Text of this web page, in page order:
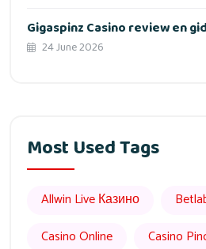
Gigaspinz Casino review en
24 June 2026
Most Used Tags
Allwin Live Казино
Casino Online
Casino